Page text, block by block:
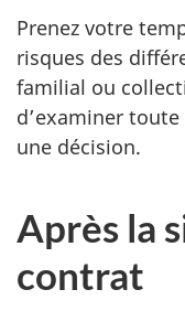
Prenez votre
risques des
familial ou
d’examiner
une décision.
Après la
contrat